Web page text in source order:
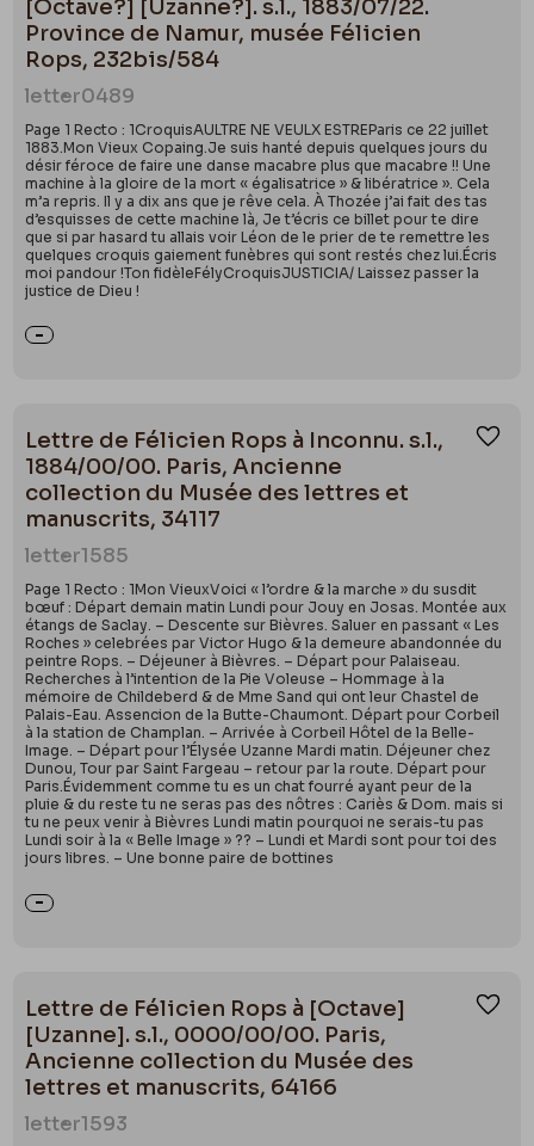
[Octave?] [Uzanne?]. s.l., 1883/07/22.
Province de Namur, musée Félicien
Rops, 232bis/584
letter0489
Page 1 Recto : 1CroquisAULTRE NE VEULX ESTREParis ce 22 juillet
1883.Mon Vieux Copaing.Je suis hanté depuis quelques jours du
désir féroce de faire une danse macabre plus que macabre !! Une
machine à la gloire de la mort « égalisatrice » & libératrice ». Cela
m’a repris. Il y a dix ans que je rêve cela. À Thozée j’ai fait des tas
d’esquisses de cette machine là, Je t’écris ce billet pour te dire
que si par hasard tu allais voir Léon de le prier de te remettre les
quelques croquis gaiement funèbres qui sont restés chez lui.Écris
moi pandour !Ton fidèleFélyCroquisJUSTICIA/ Laissez passer la
justice de Dieu !
Lettre de Félicien Rops à Inconnu. s.l.,
1884/00/00. Paris, Ancienne
collection du Musée des lettres et
manuscrits, 34117
letter1585
Page 1 Recto : 1Mon VieuxVoici « l’ordre & la marche » du susdit
bœuf : Départ demain matin Lundi pour Jouy en Josas. Montée aux
étangs de Saclay. – Descente sur Bièvres. Saluer en passant « Les
Roches » celebrées par Victor Hugo & la demeure abandonnée du
peintre Rops. – Déjeuner à Bièvres. – Départ pour Palaiseau.
Recherches à l’intention de la Pie Voleuse – Hommage à la
mémoire de Childeberd & de Mme Sand qui ont leur Chastel de
Palais-Eau. Assencion de la Butte-Chaumont. Départ pour Corbeil
à la station de Champlan. – Arrivée à Corbeil Hôtel de la Belle-
Image. – Départ pour l’Élysée Uzanne Mardi matin. Déjeuner chez
Dunou, Tour par Saint Fargeau – retour par la route. Départ pour
Paris.Évidemment comme tu es un chat fourré ayant peur de la
pluie & du reste tu ne seras pas des nôtres : Cariès & Dom. mais si
tu ne peux venir à Bièvres Lundi matin pourquoi ne serais-tu pas
Lundi soir à la « Belle Image » ?? – Lundi et Mardi sont pour toi des
jours libres. – Une bonne paire de bottines
Lettre de Félicien Rops à [Octave]
[Uzanne]. s.l., 0000/00/00. Paris,
Ancienne collection du Musée des
lettres et manuscrits, 64166
letter1593